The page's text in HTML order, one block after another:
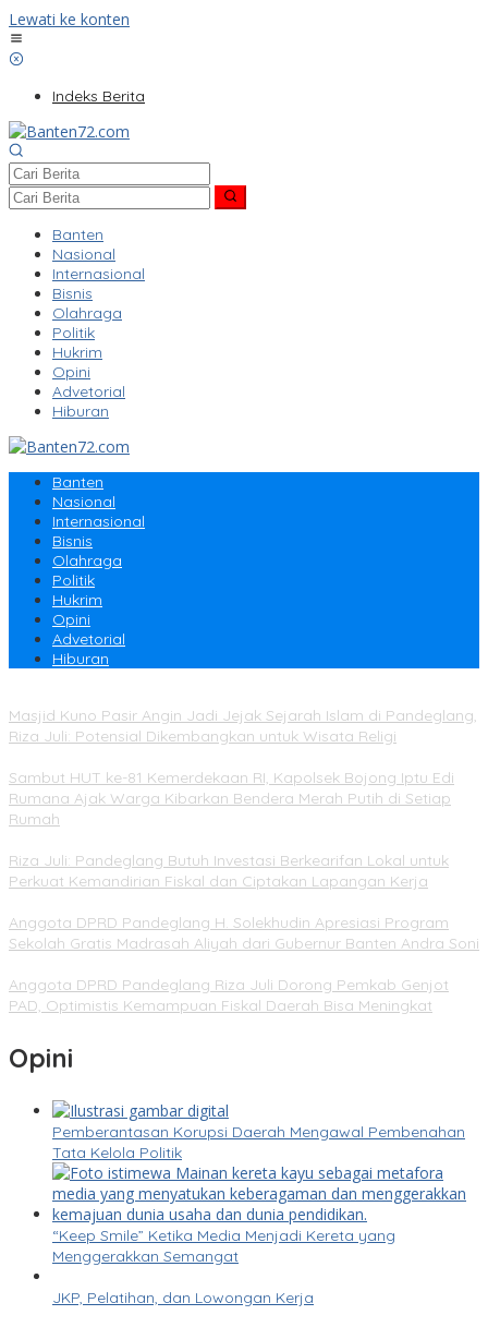
Lewati ke konten
Indeks Berita
Banten
Nasional
Internasional
Bisnis
Olahraga
Politik
Hukrim
Opini
Advetorial
Hiburan
Banten
Nasional
Internasional
Bisnis
Olahraga
Politik
Hukrim
Opini
Advetorial
Hiburan
Masjid Kuno Pasir Angin Jadi Jejak Sejarah Islam di Pandeglang,
Riza Juli: Potensial Dikembangkan untuk Wisata Religi
Sambut HUT ke-81 Kemerdekaan RI, Kapolsek Bojong Iptu Edi
Rumana Ajak Warga Kibarkan Bendera Merah Putih di Setiap
Rumah
Riza Juli: Pandeglang Butuh Investasi Berkearifan Lokal untuk
Perkuat Kemandirian Fiskal dan Ciptakan Lapangan Kerja
Anggota DPRD Pandeglang H. Solekhudin Apresiasi Program
Sekolah Gratis Madrasah Aliyah dari Gubernur Banten Andra Soni
Anggota DPRD Pandeglang Riza Juli Dorong Pemkab Genjot
PAD, Optimistis Kemampuan Fiskal Daerah Bisa Meningkat
Opini
Pemberantasan Korupsi Daerah Mengawal Pembenahan
Tata Kelola Politik
“Keep Smile” Ketika Media Menjadi Kereta yang
Menggerakkan Semangat
JKP, Pelatihan, dan Lowongan Kerja